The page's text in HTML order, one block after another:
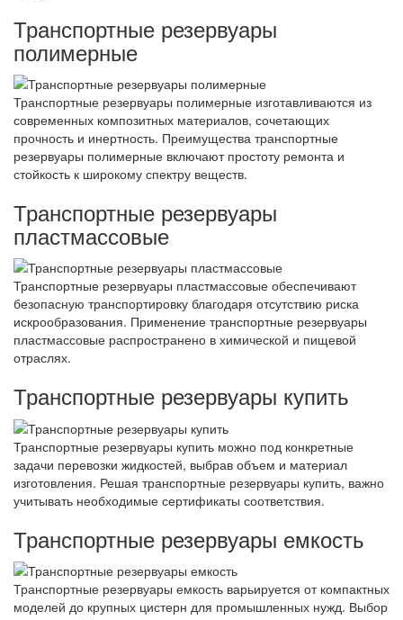
Транспортные резервуары
полимерные
Транспортные резервуары полимерные изготавливаются из
современных композитных материалов, сочетающих
прочность и инертность. Преимущества транспортные
резервуары полимерные включают простоту ремонта и
стойкость к широкому спектру веществ.
Транспортные резервуары
пластмассовые
Транспортные резервуары пластмассовые обеспечивают
безопасную транспортировку благодаря отсутствию риска
искрообразования. Применение транспортные резервуары
пластмассовые распространено в химической и пищевой
отраслях.
Транспортные резервуары купить
Транспортные резервуары купить можно под конкретные
задачи перевозки жидкостей, выбрав объем и материал
изготовления. Решая транспортные резервуары купить, важно
учитывать необходимые сертификаты соответствия.
Транспортные резервуары емкость
Транспортные резервуары емкость варьируется от компактных
моделей до крупных цистерн для промышленных нужд. Выбор